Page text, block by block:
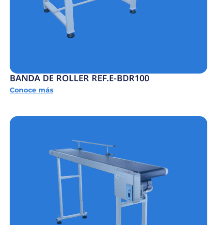
BANDA DE ROLLER REF.E-BDR100
Conoce más